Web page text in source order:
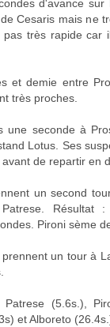
d'avance sur
Cesaris mais ne
pas très rapide car
et demie entre
très proches.
une seconde à
Lotus. Ses
de repartir en
un second
Résultat
Pironi sème
un tour à
(5.6s.),
et Alboreto